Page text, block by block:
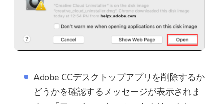
Adobe CCデスクトップアプリを削除するか
どうかを確認するメッセージが表示されま
ほぼ完了します。
最新のアップデートとオファー
注意：
す。メールアドレスを入力し
て、ダウンロードリンクとクー